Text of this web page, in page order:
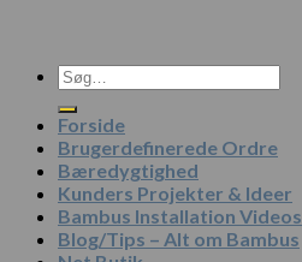
Søg
efter:
Forside
Brugerdefinerede Ordre
Bæredygtighed
Kunders Projekter & Ideer
Bambus Installation Videos
Blog/Tips – Alt om Bambus